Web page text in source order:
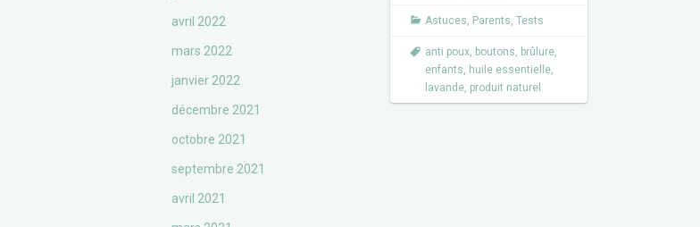
avril 2022
mars 2022
janvier 2022
décembre 2021
octobre 2021
septembre 2021
avril 2021
Astuces, Parents, Tests
anti poux, boutons, brûlure,
enfants, huile essentielle,
lavande, produit naturel